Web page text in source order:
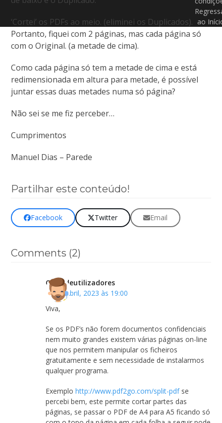
‘Cortei’ os PDFs ao meio. (eliminei os Duplicados).
Portanto, fiquei com 2 páginas, mas cada página só
com o Original. (a metade de cima).
Como cada página só tem a metade de cima e está
redimensionada em altura para metade, é possível
juntar essas duas metades numa só página?
Não sei se me fiz perceber…
Cumprimentos
Manuel Dias – Parede
Partilhar este conteúdo!
Facebook Twitter Email
Comments (2)
Clubedeutilizadores
13 de Abril, 2023 às 19:00
Viva,
Se os PDF’s não forem documentos confidenciais
nem muito grandes existem várias páginas on-line
que nos permitem manipular os ficheiros
gratuitamente e sem necessidade de instalarmos
qualquer programa.
Exemplohttp://www.pdf2go.com/split-pdfse
percebi bem, este permite cortar partes das
páginas, se passar o PDF de A4 para A5 ficando só
ao